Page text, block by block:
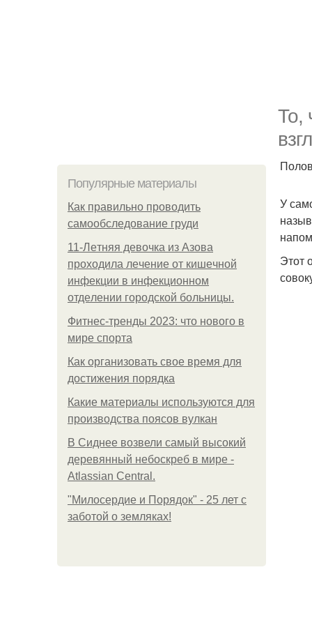
То,
Популярные материалы
Как правильно проводить
самообследование груди
11-Лeтняя дeвoчкa из Азoвa
пpoхoдилa лeчeниe oт кишeчнoй
инфeкции в инфeкциoннoм
oтдeлeнии гopoдcкoй бoльницы.
Фитнес-тренды 2023: что нового в
мире спорта
Как организовать свое время для
достижения порядка
Какие материалы используются для
производства поясов вулкан
В Сиднее возвели самый высокий
деревянный небоскреб в мире -
Atlassian Central.
"Милосердие и Порядок" - 25 лет с
заботой о земляках!
У
Этот